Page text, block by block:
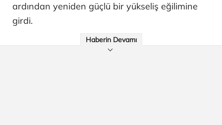
ardından yeniden güçlü bir yükseliş eğilimine
girdi.
Haberin Devamı